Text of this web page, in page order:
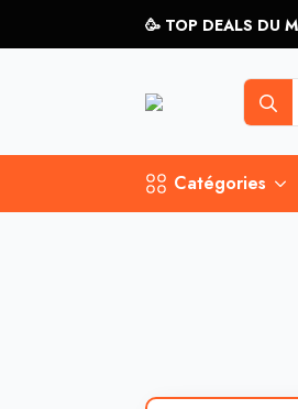
🥳 TOP DEALS DU
Search
for:
Catégories